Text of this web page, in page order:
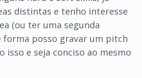
distintas e tenho interesse
(ou ter uma segunda
forma posso gravar um pitch
isso e seja conciso ao mesmo